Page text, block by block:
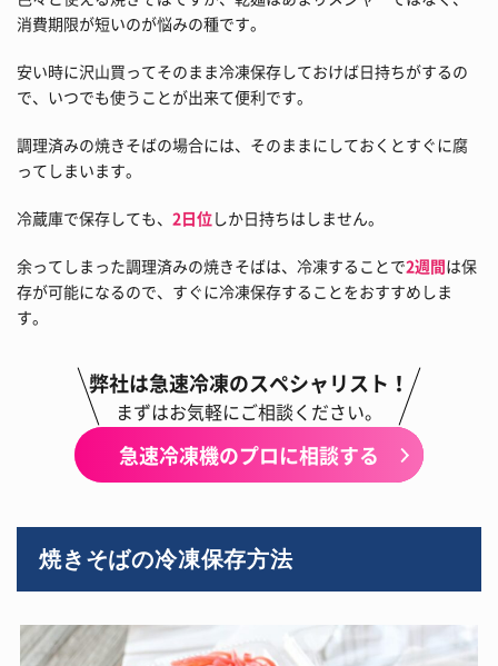
消費期限が短いのが悩みの種です。
安い時に沢山買ってそのまま冷凍保存しておけば日持ちがするの
で、いつでも使うことが出来て便利です。
調理済みの焼きそばの場合には、そのままにしておくとすぐに腐
ってしまいます。
冷蔵庫で保存しても、 2日位しか日持ちはしません。
余ってしまった調理済みの焼きそばは、冷凍することで2週間は保
存が可能になるので、すぐに冷凍保存することをおすすめしま
す。
弊社は急速冷凍のスペシャリスト！
まずはお気軽にご相談ください。
急速冷凍機のプロに相談する
焼きそばの冷凍保存方法